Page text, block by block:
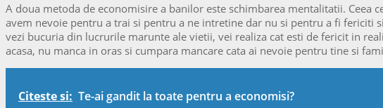
A doua metoda de economisire a banilor este schimbarea mentalitatii.
avem nevoie pentru a trai si pentru a ne intretine dar nu si pentru a fi fericiti
vezi bucuria din lucrurile marunte ale vietii, vei realiza cat esti de fericit in
acasa, nu manca in oras si cumpara mancare cata ai nevoie pentru tine si
Citeste si: Te-ai gandit la toate pentru a economisi?